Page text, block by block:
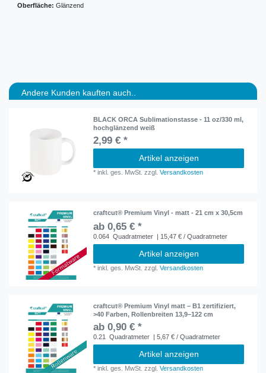
Oberfläche: Glänzend
Andere Kunden kauften auch..
BLACK ORCA Sublimationstasse - 11 oz/330 ml,
hochglänzend weiß
2,99 € *
Artikel anzeigen
*inkl. ges. MwSt. zzgl.Versandkosten
craftcut® Premium Vinyl - matt - 21 cm x 30,5cm
ab 0,65 € *
0.064 Quadratmeter | 15,47 € / Quadratmeter
Artikel anzeigen
*inkl. ges. MwSt. zzgl.Versandkosten
craftcut® Premium Vinyl matt – B1 zertifiziert,
>40 Farben, Rollenbreiten 13,9–122 cm
ab 0,90 € *
0.21 Quadratmeter | 5,67 € / Quadratmeter
Artikel anzeigen
*inkl. ges. MwSt. zzgl.Versandkosten